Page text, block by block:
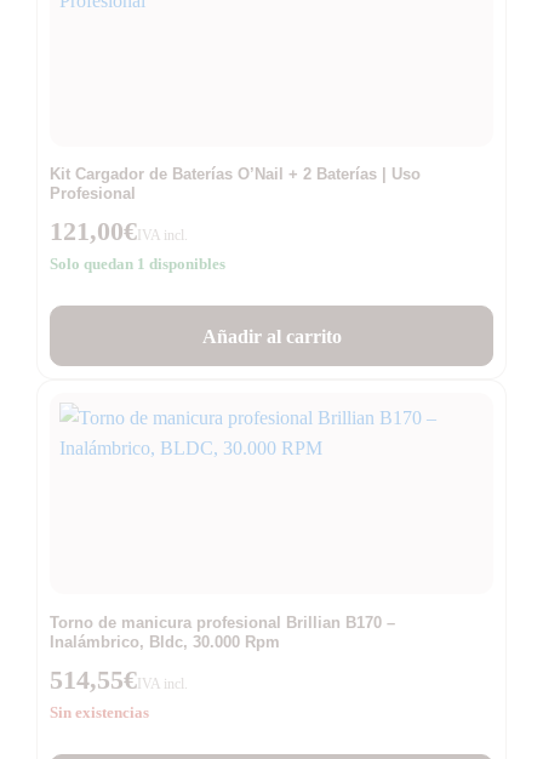
Kit Cargador de Baterías O’Nail + 2 Baterías | Uso
Profesional
121,00€ IVA incl.
Solo quedan 1 disponibles
Añadir al carrito
Torno de manicura profesional Brillian B170 –
Inalámbrico, Bldc, 30.000 Rpm
514,55€ IVA incl.
Sin existencias